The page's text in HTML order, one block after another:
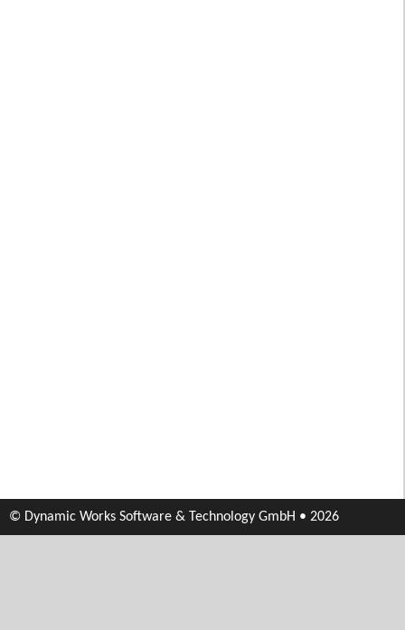
© Dynamic Works Software & Technology GmbH • 2026